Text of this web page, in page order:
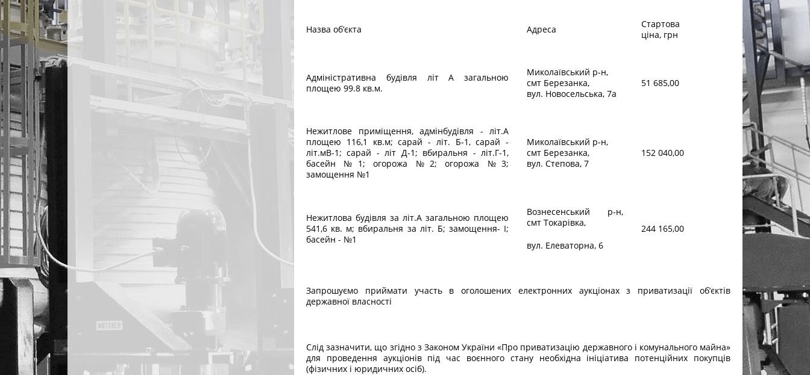
Назва об’єкта Адреса
Стартова
ціна, грн
Адміністративна будівля літ А загальною
площею 99.8 кв.м.
Миколаївський р-н,
смт Березанка,
вул. Новосельська, 7а
51 685,00
Нежитлове приміщення, адмінбудівля - літ.А
площею 116,1 кв.м; сарай - літ. Б-1, сарай -
літ.мВ-1; сарай - літ Д-1; вбиральня - літ.Г-1,
басейн №1; огорожа №2; огорожа №3;
замощення №1
Миколаївський р-н,
смт Березанка,
вул. Степова, 7
152 040,00
Нежитлова будівля за літ.А загальною площею
541,6 кв. м; вбиральня за літ. Б; замощення- І;
басейн - №1
Вознесенський р-н,
смт Токарівка,
вул. Елеваторна, 6
244 165,00
Запрошуємо приймати участь в оголошених електронних аукціонах з приватизації об’єктів
державної власності
Слід зазначити, що згідно з Законом України «Про приватизацію державного і комунального майна»
для проведення аукціонів під час воєнного стану необхідна ініціатива потенційних покупців
(фізичних і юридичних осіб).